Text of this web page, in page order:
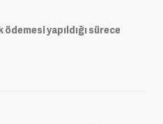
ödemesi yapıldığı sürece